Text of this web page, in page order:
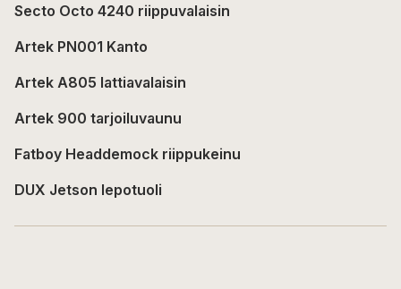
Secto Octo 4240 riippuvalaisin
Artek PN001 Kanto
Artek A805 lattiavalaisin
Artek 900 tarjoiluvaunu
Fatboy Headdemock riippukeinu
DUX Jetson lepotuoli